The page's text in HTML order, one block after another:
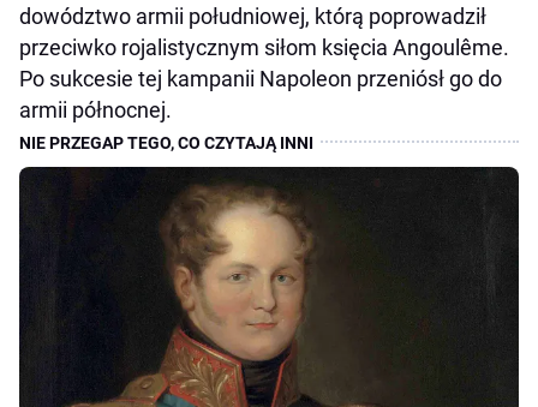
dowództwo armii południowej, którą poprowadził
przeciwko rojalistycznym siłom księcia Angoulême.
Po sukcesie tej kampanii Napoleon przeniósł go do
armii północnej.